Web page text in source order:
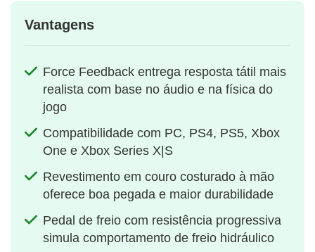
Vantagens
Force Feedback entrega resposta tátil mais
realista com base no áudio e na física do
jogo
Compatibilidade com PC, PS4, PS5, Xbox
One e Xbox Series X|S
Revestimento em couro costurado à mão
oferece boa pegada e maior durabilidade
Pedal de freio com resistência progressiva
simula comportamento de freio hidráulico